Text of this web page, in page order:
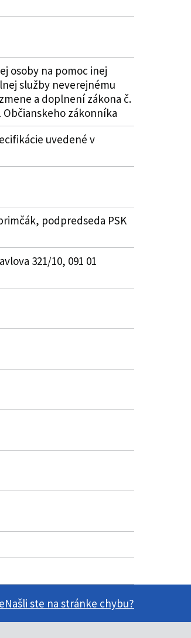
osoby na pomoc inej
služby neverejnému
a doplnení zákona č.
zákonníka
uvedené v
podpredseda PSK
321/10, 091 01
Našli ste na stránke chybu?